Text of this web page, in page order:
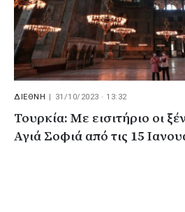
ΔΙΕΘΝΗ | 31/10/2023 · 13:32
Τουρκία: Με εισιτήριο οι
Αγιά Σοφιά από τις 15